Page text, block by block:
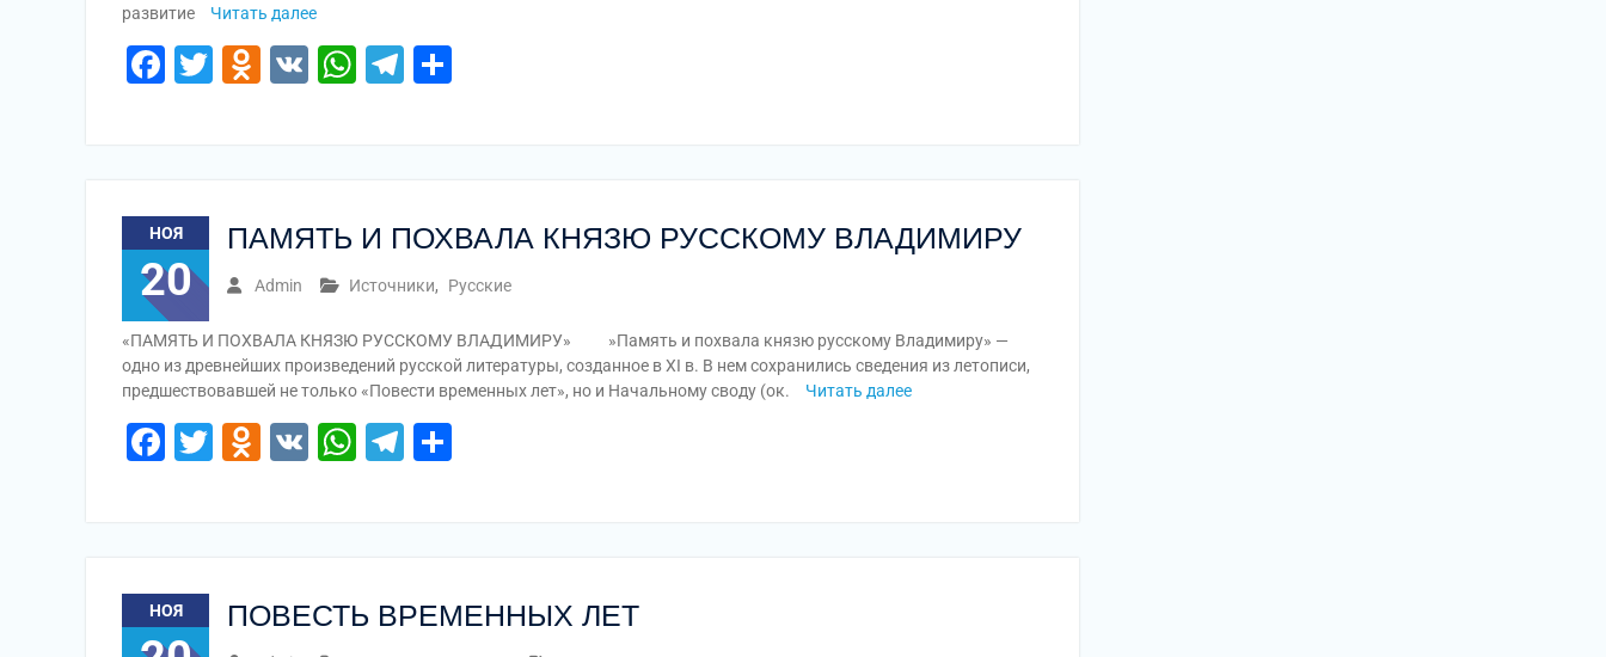
развитие
Читать далее
Facebook
Twitter
Odnoklassniki
VK WhatsApp
Telegram
НОЯ
20
ПАМЯТЬ И ПОХВАЛА КНЯЗЮ РУССКОМУ ВЛАДИМИРУ
Admin Источники, Русские
«ПАМЯТЬ И ПОХВАЛА КНЯЗЮ РУССКОМУ ВЛАДИМИРУ» »Память и похвала князю русскому Владимиру» —
одно из древнейших произведений русской литературы, созданное в XI в. В нем сохранились сведения из летописи,
предшествовавшей не только «Повести временных лет», но и Начальному своду (ок.
Читать далее
Facebook
Twitter
Odnoklassniki
VK WhatsApp
Telegram
НОЯ ПОВЕСТЬ ВРЕМЕННЫХ ЛЕТ